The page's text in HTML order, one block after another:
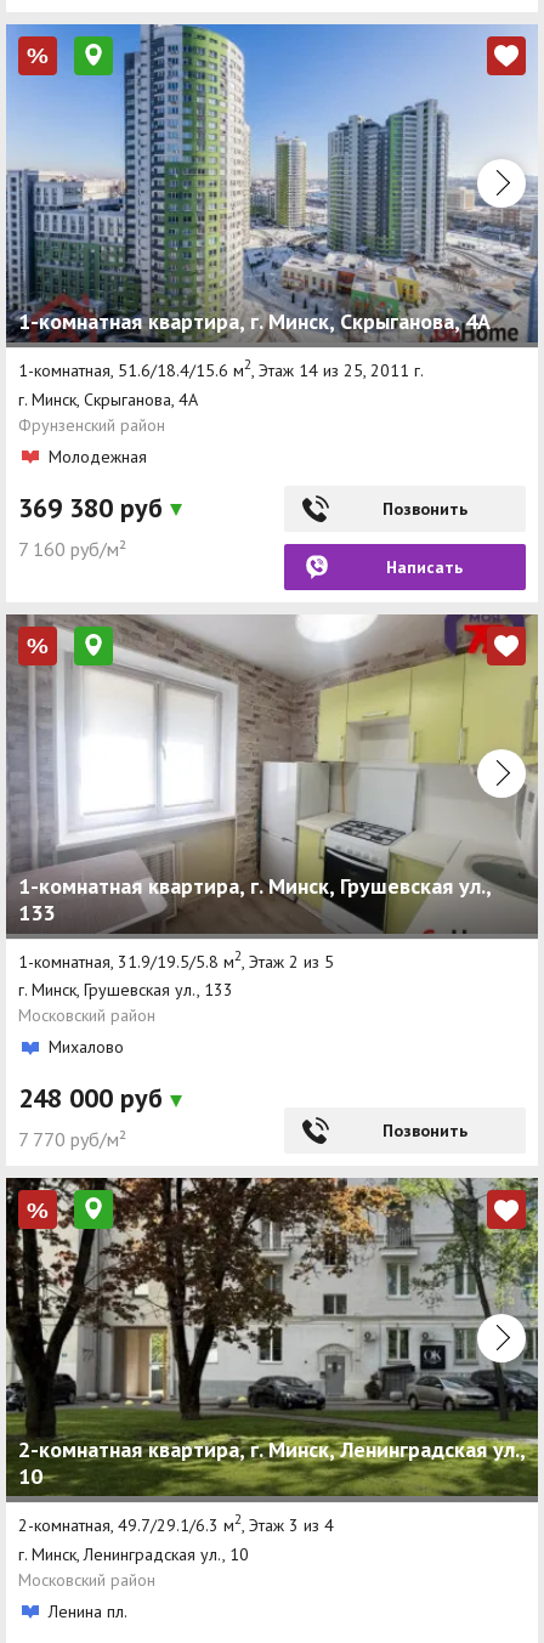
%
1-комнатная квартира, г. Минск, Скрыганова, 4А
1-комнатная, 51.6/18.4/15.6 м2, Этаж 14 из 25, 2011 г.
г. Минск, Скрыганова, 4А
Фрунзенский район
Молодежная
369 380 руб
7 160 руб/м²
Позвонить
Написать
%
1-комнатная квартира, г. Минск, Грушевская ул.,
133
1-комнатная, 31.9/19.5/5.8 м2 , Этаж 2 из 5
г. Минск, Грушевская ул., 133
Московский район
Михалово
248 000 руб
7 770 руб/м² Позвонить
%
2-комнатная квартира, г. Минск, Ленинградская ул.,
10
2-комнатная, 49.7/29.1/6.3 м2, Этаж 3 из 4
г. Минск, Ленинградская ул., 10
Московский район
Ленина пл.